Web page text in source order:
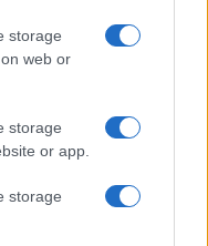
storage
web or
storage
or app.
storage